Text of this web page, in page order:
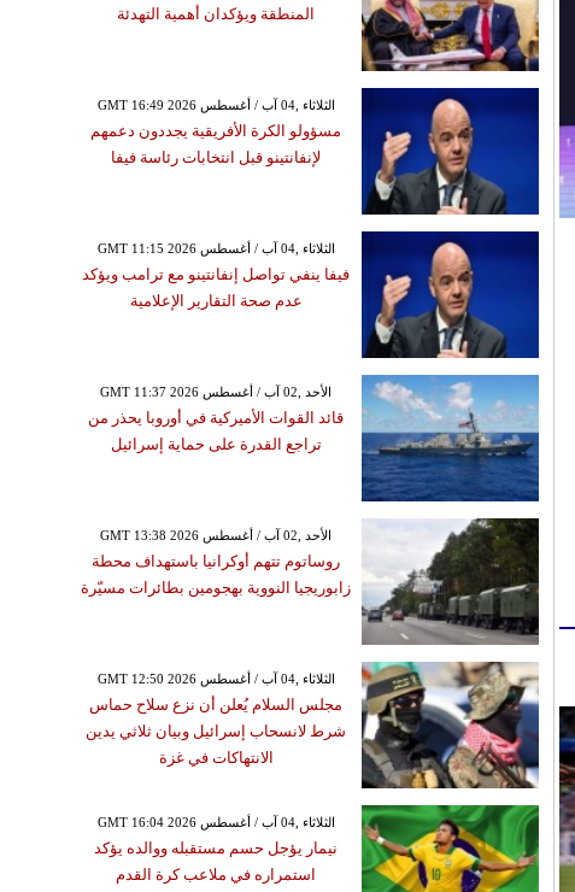
المنطقة ويؤكدان أهمية التهدئة
GMT 16:49 2026 الثلاثاء ,04 آب / أغسطس
مسؤولو الكرة الأفريقية يجددون دعمهم
لإنفانتينو قبل انتخابات رئاسة فيفا
GMT 11:15 2026 الثلاثاء ,04 آب / أغسطس
فيفا ينفي تواصل إنفانتينو مع ترامب ويؤكد
عدم صحة التقارير الإعلامية
GMT 11:37 2026 الأحد ,02 آب / أغسطس
قائد القوات الأميركية في أوروبا يحذر من
تراجع القدرة على حماية إسرائيل
GMT 13:38 2026 الأحد ,02 آب / أغسطس
روساتوم تتهم أوكرانيا باستهداف محطة
زابوريجيا النووية بهجومين بطائرات مسيّرة
GMT 12:50 2026 الثلاثاء ,04 آب / أغسطس
مجلس السلام يُعلن أن نزع سلاح حماس
شرط لانسحاب إسرائيل وبيان ثلاثي يدين
الانتهاكات في غزة
GMT 16:04 2026 الثلاثاء ,04 آب / أغسطس
نيمار يؤجل حسم مستقبله ووالده يؤكد
استمراره في ملاعب كرة القدم